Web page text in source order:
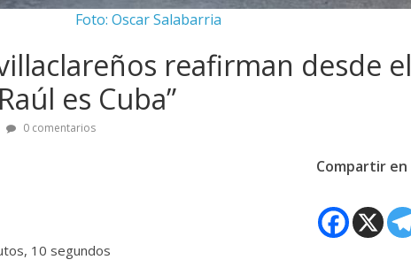
Foto: Oscar Salabarria
reafirman desde el
es Cuba”
0 comentarios
Compartir en
10 segundos